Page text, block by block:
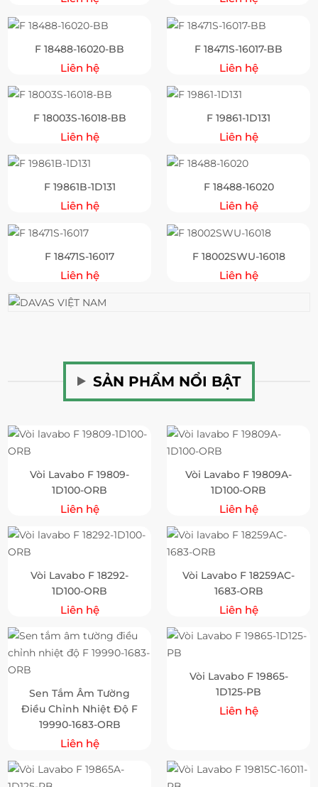
F 18488-16020-BB
Liên hệ
F 18471S-16017-BB
Liên hệ
F 18003S-16018-BB
Liên hệ
F 19861-1D131
Liên hệ
F 19861B-1D131
Liên hệ
F 18488-16020
Liên hệ
F 18471S-16017
Liên hệ
F 18002SWU-16018
Liên hệ
SẢN PHẨM NỔI BẬT
Vòi Lavabo F 19809-
1D100-ORB
Liên hệ
Vòi Lavabo F 19809A-
1D100-ORB
Liên hệ
Vòi Lavabo F 18292-
1D100-ORB
Liên hệ
Vòi Lavabo F 18259AC-
1683-ORB
Liên hệ
Sen Tắm Âm Tường
Điều Chỉnh Nhiệt Độ F
19990-1683-ORB
Liên hệ
Vòi Lavabo F 19865-
1D125-PB
Liên hệ